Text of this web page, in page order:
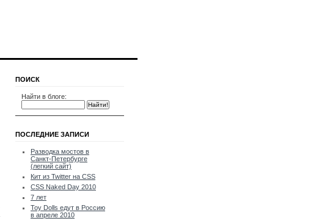
ПОИСК
Найти в блоге:
ПОСЛЕДНИЕ ЗАПИСИ
Разводка мостов в
Санкт-Петербурге
(легкий сайт)
Кит из Twitter на CSS
CSS Naked Day 2010
7 лет
Toy Dolls едут в Россию
в апреле 2010